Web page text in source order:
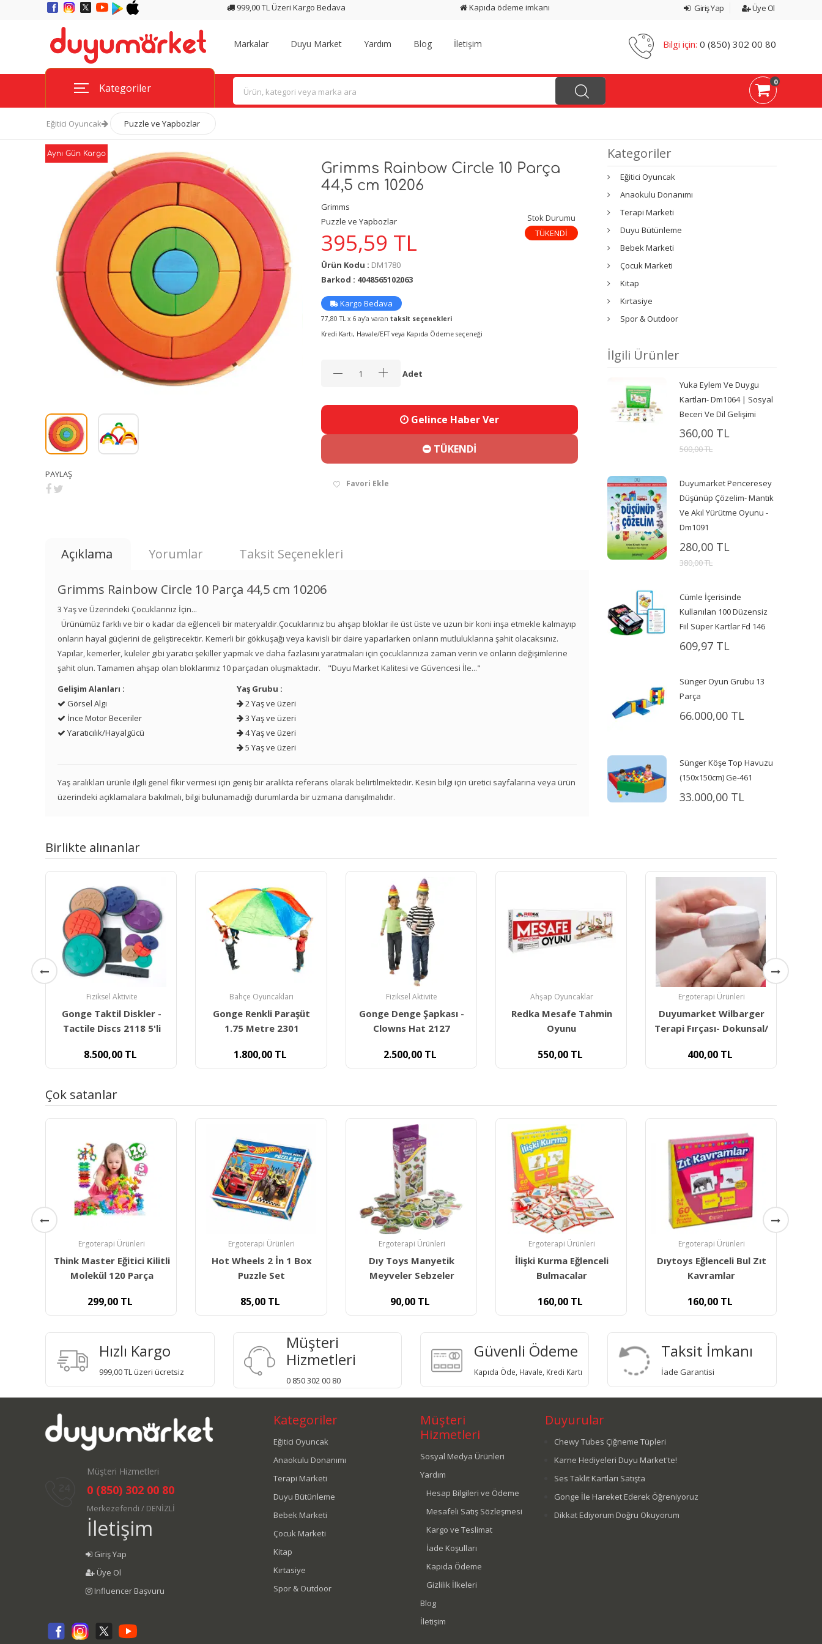
999,00 TL Üzeri Kargo Bedava Kapıda ödeme imkanı Giriş Yap Üye Ol
Markalar Duyu Market Yardım Blog İletişim Bilgi için: 0 (850) 302 00 80
Kategoriler 0
Eğitici Oyuncak Puzzle ve Yapbozlar
Aynı Gün Kargo
PAYLAŞ
Grimms Rainbow Circle 10 Parça
44,5 cm 10206
Grimms
Puzzle ve Yapbozlar
Stok Durumu
TÜKENDİ
395,59 TL
Ürün Kodu : DM1780
Barkod : 4048565102063
Kargo Bedava
77,80 TL x 6 ay’a varan taksit seçenekleri
Kredi Kartı, Havale/EFT veya Kapıda Ödeme seçeneği
Adet
Gelince Haber Ver
TÜKENDİ
Favori Ekle
Açıklama Yorumlar Taksit Seçenekleri
Grimms Rainbow Circle 10 Parça 44,5 cm 10206
3 Yaş ve Üzerindeki Çocuklarınız İçin...
Ürünümüz farklı ve bir o kadar da eğlenceli bir materyaldir.Çocuklarınız bu ahşap bloklar ile üst üste ve uzun bir koni inşa etmekle kalmayıp
onların hayal güçlerini de geliştirecektir. Kemerli bir gökkuşağı veya kavisli bir daire yaparlarken onların mutluluklarına şahit olacaksınız.
Yapılar, kemerler, kuleler gibi yaratıcı şekiller yapmak ve daha fazlasını yaratmaları için çocuklarınıza zaman verin ve onların değişimlerine
şahit olun. Tamamen ahşap olan bloklarımız 10 parçadan oluşmaktadır. "Duyu Market Kalitesi ve Güvencesi İle..."
Gelişim Alanları :
Görsel Algı
İnce Motor Beceriler
Yaratıcılık/Hayalgücü
Yaş Grubu :
2 Yaş ve üzeri
3 Yaş ve üzeri
4 Yaş ve üzeri
5 Yaş ve üzeri
Yaş aralıkları ürünle ilgili genel fikir vermesi için geniş bir aralıkta referans olarak belirtilmektedir. Kesin bilgi için üretici sayfalarına veya ürün
üzerindeki açıklamalara bakılmalı, bilgi bulunamadığı durumlarda bir uzmana danışılmalıdır.
Kategoriler
Eğitici Oyuncak
Anaokulu Donanımı
Terapi Marketi
Duyu Bütünleme
Bebek Marketi
Çocuk Marketi
Kitap
Kırtasiye
Spor & Outdoor
İlgili Ürünler
Yuka Eylem Ve Duygu
Kartları- Dm1064 | Sosyal
Beceri Ve Dil Gelişimi
360,00 TL
500,00 TL
Duyumarket Penceresey
Düşünüp Çözelim- Mantık
Ve Akıl Yürütme Oyunu -
Dm1091
280,00 TL
380,00 TL
Cümle İçerisinde
Kullanılan 100 Düzensiz
Fiil Süper Kartlar Fd 146
609,97 TL
Sünger Oyun Grubu 13
Parça
66.000,00 TL
Sünger Köşe Top Havuzu
(150x150cm) Ge-461
33.000,00 TL
Birlikte alınanlar
Bahçe Oyuncakları
Gonge Renkli Paraşüt
1.75 Metre 2301
1.800,00TL
Fiziksel Aktivite
Gonge Denge Şapkası -
Clowns Hat 2127
2.500,00TL
Ahşap Oyuncaklar
Redka Mesafe Tahmin
Oyunu
550,00TL
Ergoterapi Ürünleri
Duyumarket Wilbarger
Terapi Fırçası- Dokunsal/
400,00TL
Fiziksel Aktivite
Gonge Taktil Diskler -
Tactile Discs 2118 5'li
8.500,00TL
Çok satanlar
Ergoterapi Ürünleri
Hot Wheels 2 İn 1 Box
Puzzle Set
85,00TL
Ergoterapi Ürünleri
Dıy Toys Manyetik
Meyveler Sebzeler
90,00TL
Ergoterapi Ürünleri
İlişki Kurma Eğlenceli
Bulmacalar
160,00 TL
Ergoterapi Ürünleri
Dıytoys Eğlenceli Bul Zıt
Kavramlar
160,00TL
Ergoterapi Ürünleri
Eğlenceli Bul Sayılar
Renkler Şekiller
160,00TL
Hızlı Kargo
999,00 TL üzeri ücretsiz
Müşteri
Hizmetleri
0 850 302 00 80
Güvenli Ödeme
Kapıda Öde, Havale, Kredi Kartı
Taksit İmkanı
İade Garantisi
Müşteri Hizmetleri
0 (850) 302 00 80
Merkezefendi / DENİZLİ
İletişim
Giriş Yap
Üye Ol
Influencer Başvuru
Kategoriler
Eğitici Oyuncak
Anaokulu Donanımı
Terapi Marketi
Duyu Bütünleme
Bebek Marketi
Çocuk Marketi
Kitap
Kırtasiye
Spor & Outdoor
Müşteri
Hizmetleri
Sosyal Medya Ürünleri
Yardım
Hesap Bilgileri ve Ödeme
Mesafeli Satış Sözleşmesi
Kargo ve Teslimat
İade Koşulları
Kapıda Ödeme
Gizlilik İlkeleri
Blog
İletişim
Duyurular
Chewy Tubes Çiğneme Tüpleri
Karne Hediyeleri Duyu Market'te!
Ses Taklit Kartları Satışta
Gonge İle Hareket Ederek Öğreniyoruz
Dikkat Ediyorum Doğru Okuyorum